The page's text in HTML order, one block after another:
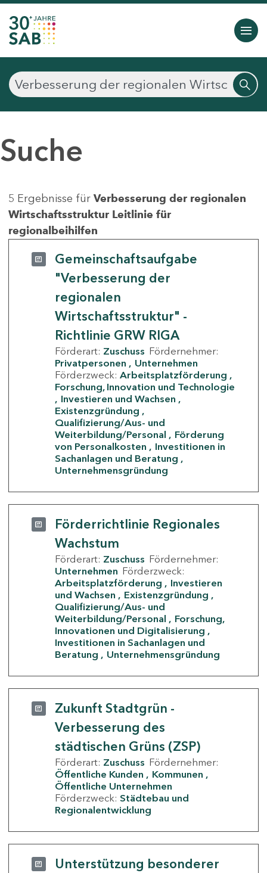
Suche
5 Ergebnisse für Verbesserung der regionalen
Wirtschaftsstruktur Leitlinie für
regionalbeihilfen
Gemeinschaftsaufgabe
"Verbesserung der
regionalen
Wirtschaftsstruktur" -
Richtlinie GRW RIGA
Förderart: Zuschuss Fördernehmer:
Privatpersonen
Unternehmen
Förderzweck: Arbeitsplatzförderung
Forschung, Innovation und Technologie
Investieren und Wachsen
Existenzgründung
Qualifizierung/Aus- und
Weiterbildung/Personal
Förderung
von Personalkosten
Investitionen in
Sachanlagen und Beratung
Unternehmensgründung
Förderrichtlinie Regionales
Wachstum
Förderart: Zuschuss Fördernehmer:
Unternehmen Förderzweck:
Arbeitsplatzförderung
Investieren
und Wachsen
Existenzgründung
Qualifizierung/Aus- und
Weiterbildung/Personal
Forschung,
Innovationen und Digitalisierung
Investitionen in Sachanlagen und
Beratung
Unternehmensgründung
Zukunft Stadtgrün -
Verbesserung des
städtischen Grüns (ZSP)
Förderart: Zuschuss Fördernehmer:
Öffentliche Kunden
Kommunen
Öffentliche Unternehmen
Förderzweck: Städtebau und
Regionalentwicklung
Unterstützung besonderer